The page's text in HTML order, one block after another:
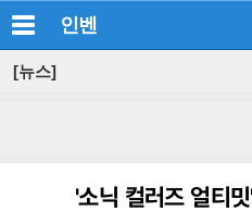
인벤
[뉴스]
'소닉 컬러즈 얼티